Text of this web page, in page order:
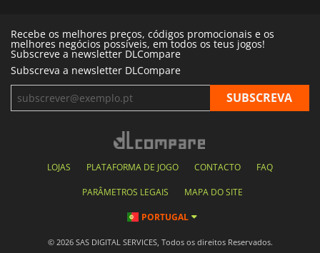
Recebe os melhores preços, códigos promocionais e os
melhores negócios possíveis, em todos os teus jogos!
Subscreve a newsletter DLCompare
Subscreva a newsletter DLCompare
LOJAS PLATAFORMA DE JOGO CONTACTO FAQ
PARÂMETROS LEGAIS MAPA DO SITE
PORTUGAL
© 2026 SAS DIGITAL SERVICES, Todos os direitos Reservados.